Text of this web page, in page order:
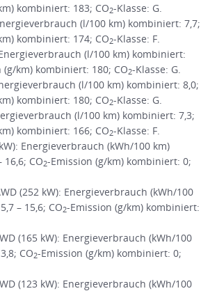
kombiniert: 183; CO2-Klasse: G.
(l/100 km) kombiniert: 7,7;
kombiniert: 174; CO2-Klasse: F.
(l/100 km) kombiniert:
(g/km) kombiniert: 180; CO2-Klasse: G.
(l/100 km) kombiniert: 8,0;
kombiniert: 180; CO2-Klasse: G.
(l/100 km) kombiniert: 7,3;
kombiniert: 166; CO2-Klasse: F.
Energieverbrauch (kWh/100 km)
CO2-Emission (g/km) kombiniert: 0;
(252 kW): Energieverbrauch (kWh/100
– 15,6; CO2-Emission (g/km) kombiniert:
(165 kW): Energieverbrauch (kWh/100
CO2-Emission (g/km) kombiniert: 0;
(123 kW): Energieverbrauch (kWh/100